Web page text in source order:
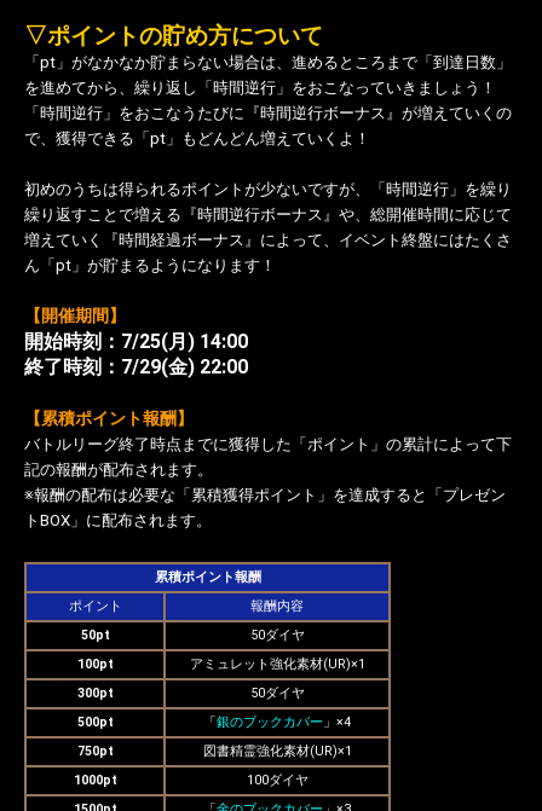
▽ポイントの貯め方について
「pt」がなかなか貯まらない場合は、進めるところまで「到達日数」
を進めてから、繰り返し「時間逆行」をおこなっていきましょう！
「時間逆行」をおこなうたびに『時間逆行ボーナス』が増えていくの
で、獲得できる「pt」もどんどん増えていくよ！
初めのうちは得られるポイントが少ないですが、「時間逆行」を繰り
繰り返すことで増える 『時間逆行ボーナス』や、総開催時間に応じて
増えていく『時間経過ボーナス』によって、イベント終盤にはたくさ
ん「pt」が貯まるようになります！
【開催期間】
開始時刻：7/25(月 ) 14:00
終了時刻：7/29(金) 22:00
【累積ポイント報酬】
バトルリーグ終了時点までに獲得した「ポイント」の累計によって下
記の報酬が配布されます。
※報酬の配布は必要な「累積獲得ポイント」を達成すると「プレゼン
トBOX」に配布されます。
累積ポイント報酬
ポイント
報酬内容
50pt
50ダイヤ
100pt
アミュレット強化素材(UR)×1
300pt
50ダイヤ
500pt
「銀のブックカバー 」×4
750pt
図書精霊強化素材(UR)×1
1000pt
100ダイヤ